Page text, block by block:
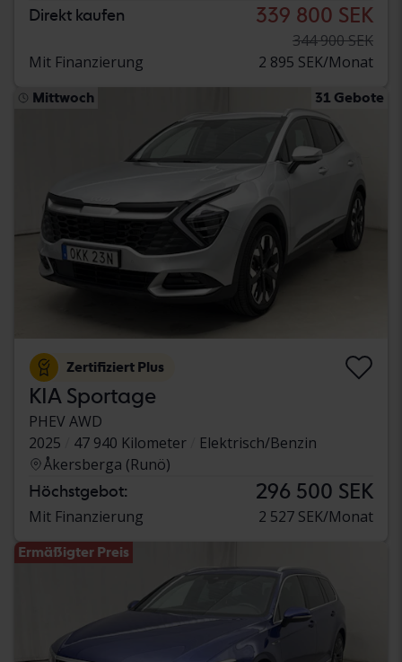
Direkt kaufen 339 800 SEK
344 900 SEK
Mit Finanzierung
2 895 SEK/Monat
Mittwoch 31 Gebote
Zertifiziert Plus
KIA Sportage
PHEV AWD
2025
47 940 Kilometer
Elektrisch/Benzin
Åkersberga (Runö)
Höchstgebot: 296 500 SEK
Mit Finanzierung 2 527 SEK/Monat
Ermäßigter Preis